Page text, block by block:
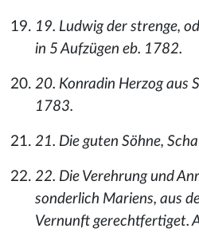
19. Ludwig der strenge,
in 5 Aufzügen eb. 1782.
20. Konradin Herzog aus
1783.
21. Die guten Söhne,
22. Die Verehrung und
sonderlich Mariens, aus
Vernunft gerechtfertiget.